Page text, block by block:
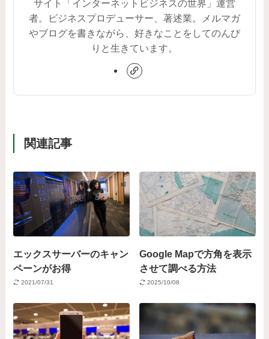
サイト「インターネットビジネスの世界」運営
者。ビジネスプロデューサー、著述業。メルマガ
やブログを書きながら、好きなことをしてのんび
りと生きています。
関連記事
エックスサーバーのキャン
ペーンがお得
2021/07/31
Google Mapで方角を表示
させて調べる方法
2025/10/08